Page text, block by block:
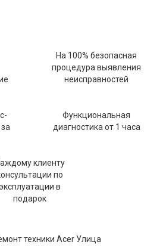
На 100% безопасная
процедура выявления
неисправностей
Функциональная
диагностика от 1 часа
клиенту
по
в
подарок
техники Acer Улица